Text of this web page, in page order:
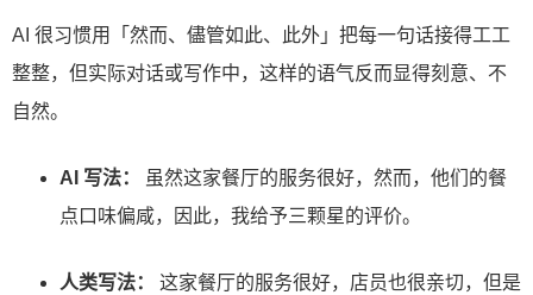
AI 很习惯用「然而、儘管如此、此外」把每一句话接得工工
整整，但实际对话或写作中，这样的语气反而显得刻意、不
自然。
AI 写法：
虽然这家餐厅的服务很好，然而，他们的餐
点口味偏咸，因此，我给予三颗星的评价。
人类写法：
这家餐厅的服务很好，店员也很亲切，但是